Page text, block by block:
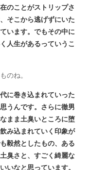
のことがストリップさ
そこから逃げずにいた
います。でもその中に
人生があるっていうこ
ね。
に巻き込まれていった
うんです。さらに徹男
まま土臭いところに堕
み込まれていく印象が
毅然としたもの、ある
臭さと、すごく綺麗な
いなと思っています。